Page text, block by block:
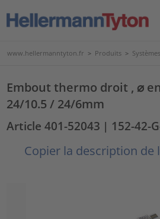
www.hellermanntyton.fr > Produits >
Embout thermo droit , ⌀
24/10.5 / 24/6mm
Article 401-52043 | 152-42-
Copier la description de